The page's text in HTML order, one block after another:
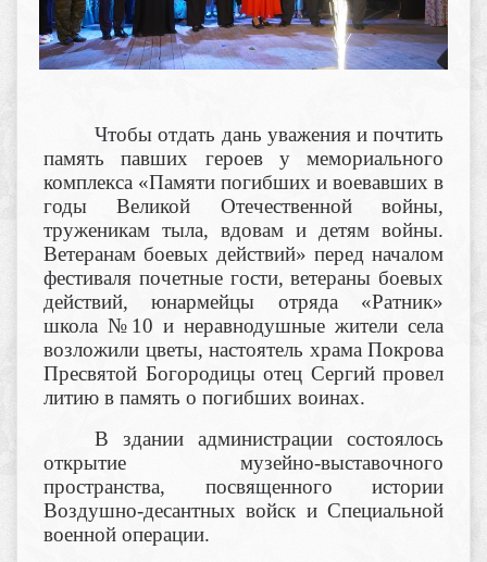
Чтобы отдать дань уважения и почтить
память павших героев у мемориального
комплекса «Памяти погибших и воевавших в
годы Великой Отечественной войны,
труженикам тыла, вдовам и детям войны.
Ветеранам боевых действий» перед началом
фестиваля почетные гости, ветераны боевых
действий, юнармейцы отряда «Ратник»
школа №10 и неравнодушные жители села
возложили цветы, настоятель храма Покрова
Пресвятой Богородицы отец Сергий провел
литию в память о погибших воинах.
В здании администрации состоялось
открытие музейно-выставочного
пространства, посвященного истории
Воздушно-десантных войск и Специальной
военной операции.